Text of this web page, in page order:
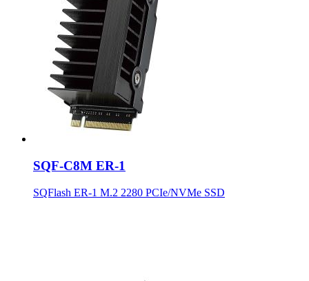
SQF-C8M ER-1
SQFlash ER-1 M.2 2280 PCIe/NVMe SSD